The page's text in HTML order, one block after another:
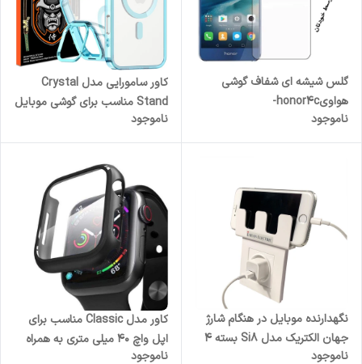
گلس شیشه ای شفاف گوشی
هواویhonor4c-
ضدخشHONOR4C
ناموجود
کاور سامورایی مدل Crystal
Stand مناسب برای گوشی موبایل
اپل iPhone 16 Pro Max
ناموجود
نگهدارنده موبایل در هنگام شارژ
جهان الکتریک مدل Si8 بسته 4
عددی
ناموجود
کاور مدل Classic مناسب برای
اپل واچ 40 میلی متری به همراه
محافظ صفحه نمایش
ناموجود